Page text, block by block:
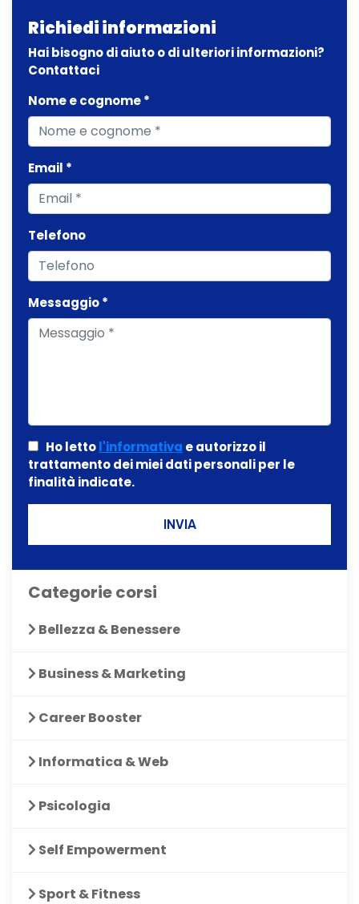
Richiedi informazioni
Hai bisogno di aiuto o di ulteriori informazioni?
Contattaci
Nome e cognome *
Email *
Telefono
Messaggio *
Ho lettol'informativa e autorizzo il
trattamento dei miei dati personali per le
finalità indicate.
INVIA
Categorie corsi
Bellezza & Benessere
Business & Marketing
Career Booster
Informatica & Web
Psicologia
Self Empowerment
Sport & Fitness